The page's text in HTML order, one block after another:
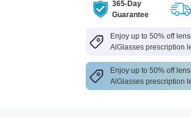
365-Day
Guarantee
Enjoy up to 50% off
AlGlasses prescription
Enjoy up to 50% off
AlGlasses prescription